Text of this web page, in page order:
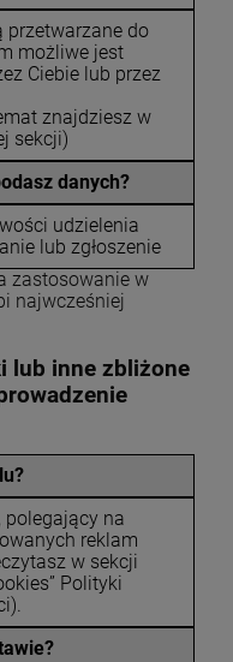
przetwarzane do
możliwe jest
Ciebie lub przez
znajdziesz w
sekcji)
danych?
udzielenia
lub zgłoszenie
zastosowanie w
najwcześniej
lub inne zbliżone
polegający na
reklam
w sekcji
Polityki